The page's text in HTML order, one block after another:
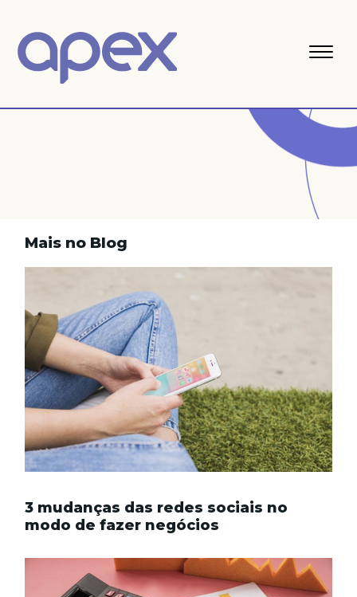
Mais no Blog
3 mudanças das redes sociais no
modo de fazer negócios